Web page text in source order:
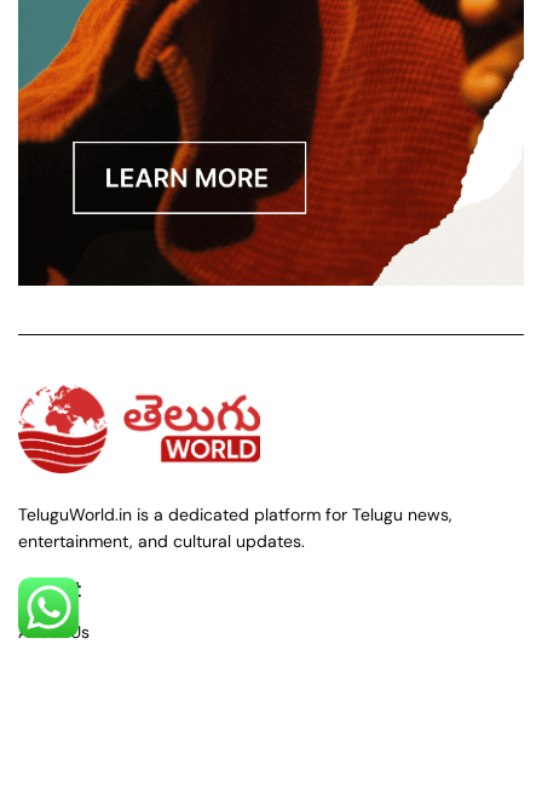
TeluguWorld.in is a dedicated platform for Telugu news,
entertainment, and cultural updates.
About
About Us